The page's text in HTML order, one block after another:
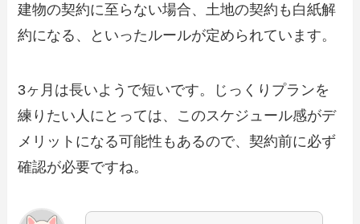
建物の契約に至らない場合、土地の契約も白紙解
約になる、といったルールが定められています。
3ヶ月は長いようで短いです。じっくりプランを
練りたい人にとっては、このスケジュール感がデ
メリットになる可能性もあるので、契約前に必ず
確認が必要ですね。